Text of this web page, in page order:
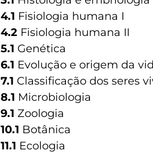
4.1 Fisiologia humana I
4.2 Fisiologia humana II
5.1 Genética
6.1 Evolução e origem da
7.1 Classificação dos seres
8.1 Microbiologia
9.1 Zoologia
10.1 Botânica
11.1 Ecologia